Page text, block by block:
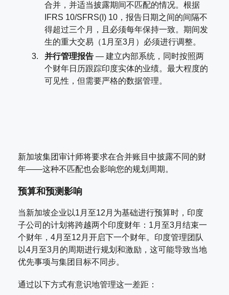
合并，并适当披露期间不匹配的情况。根据
IFRS 10/SFRS(I) 10，报告日期之间的间隔不
得超过三个月，且必须每年保持一致。期间发
生的重大交易（1月至3月）必须进行调整。
并行管理报告 — 建立内部系统，同时按照两
个财年日历跟踪印度实体的业绩。最大程度的
可见性，但需要严格的数据管理。
新加坡集团审计师将要求在合并账目中披露不同的财
年——这种不匹配也会影响您的规划周期。
预算和预测影响
当新加坡企业以1月至12月为基础进行预算时，印度
子公司的计划将跨越两个印度财年：1月至3月结束一
个财年，4月至12月开启下一个财年。印度管理团队
以4月至3月的周期进行规划和激励，这可能导致当地
优先事项与集团目标不同步。
通过以下方式有意识地管理这一差距：